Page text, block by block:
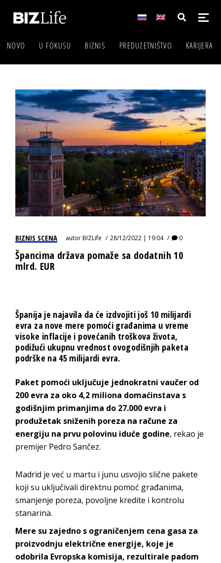
NOVO U FOKUSU BIZNIS PREDUZETNIŠTVO KARIJERA
BIZNIS SCENA autorBIZLife 28/12/2022 | 19:04 0
Špancima država pomaže sa dodatnih 10
mlrd. EUR
Španija je najavila da će izdvojiti još 10 milijardi
evra za nove mere pomoći građanima u vreme
visoke inflacije i povećanih troškova života,
podižući ukupnu vrednost ovogodišnjih paketa
podrške na 45 milijardi evra.
Paket pomoći uključuje jednokratni vaučer od
200 evra za oko 4,2 miliona domaćinstava s
godišnjim primanjima do 27.000 evra i
produžetak sniženih poreza na račune za
energiju na prvu polovinu iduće godine, rekao je
premijer Pedro Sančez.
Madrid je već u martu i junu usvojio slične pakete
koji su uključivali direktnu pomoć građanima,
smanjenje poreza, povoljne kredite i kontrolu
stanarina.
Mere su zajedno s ograničenjem cena gasa za
proizvodnju električne energije, koje je
odobrila Evropska komisija, rezultirale padom